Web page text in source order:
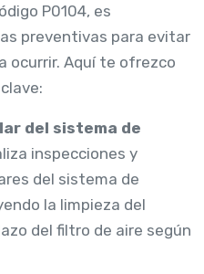
P0104, es
preventivas para evitar
ocurrir. Aquí te ofrezco
del sistema de
inspecciones y
del sistema de
la limpieza del
del filtro de aire según